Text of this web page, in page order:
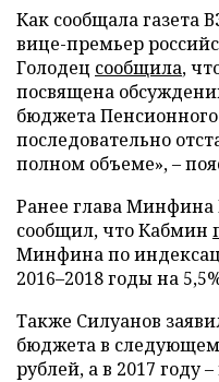
Как сообщала газета
вице-премьер
Голодец сообщила,
посвящена
бюджета
последовательно
полном объеме», –
Ранее глава Минфина
сообщил, что Кабмин
Минфина по
2016–2018 годы на
Также Силуанов
бюджета в
рублей, а в 2017 году